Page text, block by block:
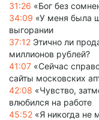
31:26 «Бог без
34:09 «У меня была
выгорании
37:12 Этично ли
миллионов рублей?
41:07 «Сейчас
сайты московских
42:08 «Чувство,
влюбился на работе
45:52 «Я никогда не